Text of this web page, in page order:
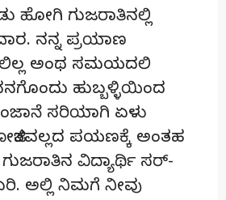
ಹೋಗಿ ಗುಜರಾತಿನಲ್ಲಿ
ನನ್ನ ಪ್ರಯಾಣ
ಅಂಥ ಸಮಯದಲಿ
ಹುಬ್ಬಳ್ಳಿಯಿಂದ
ಸರಿಯಾಗಿ ಏಳು
ಪಯಣಕ್ಕೆ ಅಂತಹ
ವಿದ್ಯಾರ್ಥಿ ಸರ್-
ಅಲ್ಲಿ ನಿಮಗೆ ನೀವು